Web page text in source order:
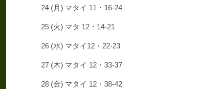
24 (月) マタイ 11 ・ 16-24
25 (火) マタ 12 ・ 14-21
26 (水) マタイ12 ・22-23
27 (木) マタイ 12 ・33-37
28 (金) マタイ 12 ・38-42